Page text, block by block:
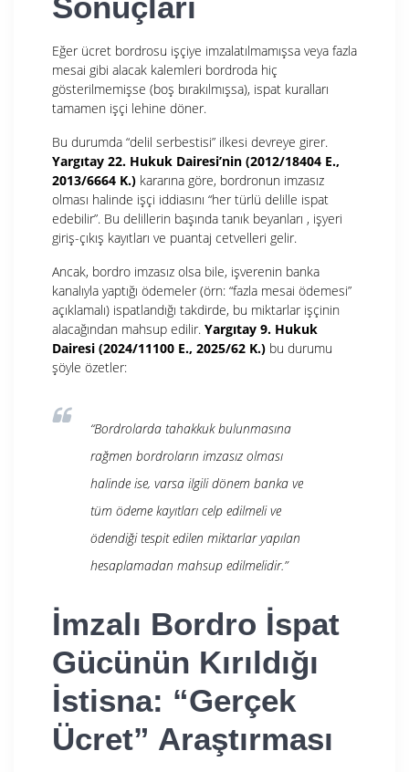
Eğer ücret bordrosu işçiye imzalatılmamışsa veya fazla
mesai gibi alacak kalemleri bordroda hiç
gösterilmemişse (boş bırakılmışsa), ispat kuralları
tamamen işçi lehine döner.
Bu durumda “delil serbestisi” ilkesi devreye girer.
Yargıtay 22. Hukuk Dairesi’nin (2012/18404 E.,
2013/6664 K.) kararına göre, bordronun imzasız
olması halinde işçi iddiasını “her türlü delille ispat
edebilir”. Bu delillerin başında tanık beyanları , işyeri
giriş-çıkış kayıtları ve puantaj cetvelleri gelir.
Ancak, bordro imzasız olsa bile, işverenin banka
kanalıyla yaptığı ödemeler (örn: “fazla mesai ödemesi”
açıklamalı) ispatlandığı takdirde, bu miktarlar işçinin
alacağından mahsup edilir. Yargıtay 9. Hukuk
Dairesi (2024/11100 E., 2025/62 K.) bu durumu
şöyle özetler:
“Bordrolarda tahakkuk bulunmasına
rağmen bordroların imzasız olması
halinde ise, varsa ilgili dönem banka ve
tüm ödeme kayıtları celp edilmeli ve
ödendiği tespit edilen miktarlar yapılan
hesaplamadan mahsup edilmelidir.”
İmzalı Bordro İspat
Gücünün Kırıldığı
İstisna: “Gerçek
Ücret” Araştırması